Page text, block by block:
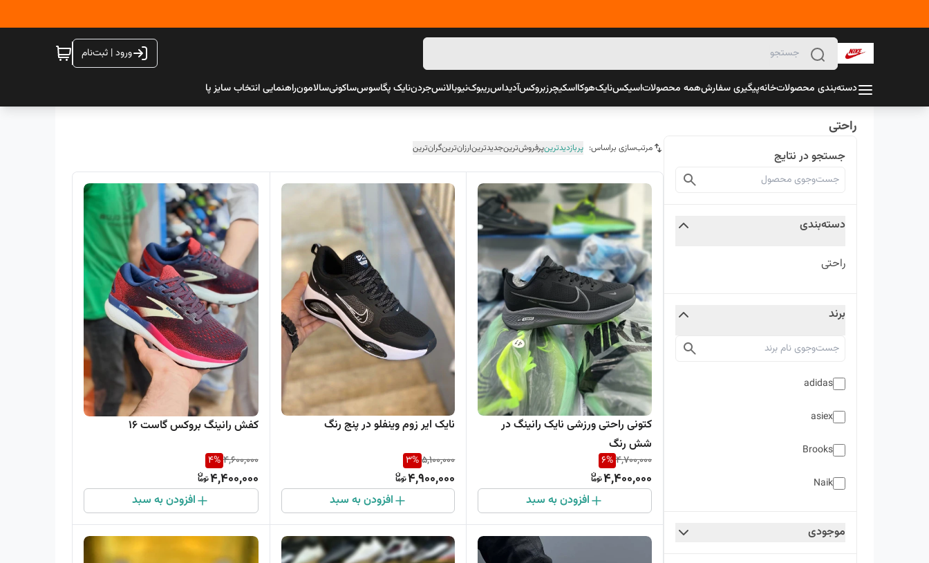
ورود | ثبت‌نام
دسته‌بندی محصولاتخانهپیگیری سفارشهمه محصولاتاسیکسنایکهوکااسکیچرزبروکسآدیداسریبوکنیوبالانسجردننایک پگاسوسساکونیسالامونراهنمایی انتخاب سایز پا
راحتی
جستجو در نتایج
دسته‌بندی
راحتی
برند
adidas
asiex
Brooks
Naik
موجودی
مرتب‌سازی براساس: پربازدیدترینپرفروش‌ترینجدیدترینارزان‌ترینگران‌ترین
کتونی راحتی ورزشی نایک رانینگ در
شش رنگ
4,700,000
6%
4,400,000
افزودن به سبد
نایک ایر زوم وینفلو در پنج رنگ
5,100,000
3%
4,900,000
افزودن به سبد
کفش رانینگ بروکس گاست 16
4,600,000
4%
4,400,000
افزودن به سبد